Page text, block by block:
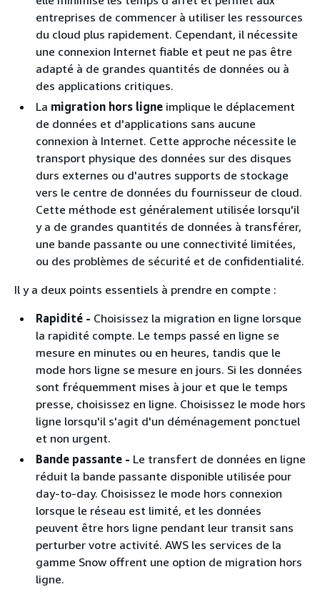
entreprises de commencer à utiliser les ressources
du cloud plus rapidement. Cependant, il nécessite
une connexion Internet fiable et peut ne pas être
adapté à de grandes quantités de données ou à
des applications critiques.
La migration hors ligne implique le déplacement
de données et d'applications sans aucune
connexion à Internet. Cette approche nécessite le
transport physique des données sur des disques
durs externes ou d'autres supports de stockage
vers le centre de données du fournisseur de cloud.
Cette méthode est généralement utilisée lorsqu'il
y a de grandes quantités de données à transférer,
une bande passante ou une connectivité limitées,
ou des problèmes de sécurité et de confidentialité.
Il y a deux points essentiels à prendre en compte :
Rapidité - Choisissez la migration en ligne lorsque
la rapidité compte. Le temps passé en ligne se
mesure en minutes ou en heures, tandis que le
mode hors ligne se mesure en jours. Si les données
sont fréquemment mises à jour et que le temps
presse, choisissez en ligne. Choisissez le mode hors
ligne lorsqu'il s'agit d'un déménagement ponctuel
et non urgent.
Bande passante - Le transfert de données en ligne
réduit la bande passante disponible utilisée pour
day-to-day. Choisissez le mode hors connexion
lorsque le réseau est limité, et les données
peuvent être hors ligne pendant leur transit sans
perturber votre activité. AWS les services de la
gamme Snow offrent une option de migration hors
ligne.